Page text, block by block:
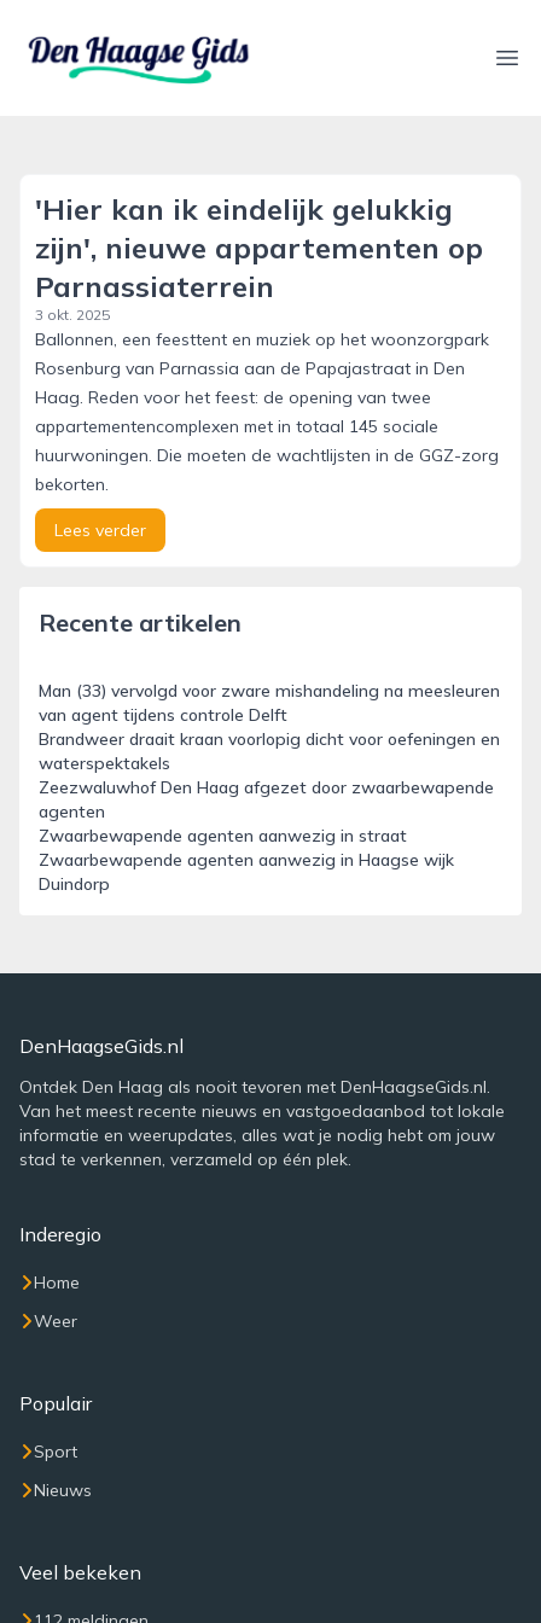
denhaagsegids.nl
'Hier kan ik eindelijk gelukkig
zijn', nieuwe appartementen op
Parnassiaterrein
3 okt. 2025
Ballonnen, een feesttent en muziek op het woonzorgpark
Rosenburg van Parnassia aan de Papajastraat in Den
Haag. Reden voor het feest: de opening van twee
appartementencomplexen met in totaal 145 sociale
huurwoningen. Die moeten de wachtlijsten in de GGZ-zorg
bekorten.
Lees verder
Recente artikelen
Man (33) vervolgd voor zware mishandeling na meesleuren
van agent tijdens controle Delft
Brandweer draait kraan voorlopig dicht voor oefeningen en
waterspektakels
Zeezwaluwhof Den Haag afgezet door zwaarbewapende
agenten
Zwaarbewapende agenten aanwezig in straat
Zwaarbewapende agenten aanwezig in Haagse wijk
Duindorp
DenHaagseGids.nl
Ontdek Den Haag als nooit tevoren met DenHaagseGids.nl.
Van het meest recente nieuws en vastgoedaanbod tot lokale
informatie en weerupdates, alles wat je nodig hebt om jouw
stad te verkennen, verzameld op één plek.
Inderegio
Home
Weer
Populair
Sport
Nieuws
Veel bekeken